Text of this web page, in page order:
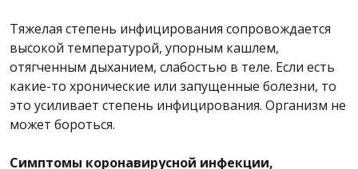
Тяжелая степень инфицирования сопровождается
высокой температурой, упорным кашлем,
отягченным дыханием, слабостью в теле. Если есть
какие-то хронические или запущенные болезни, то
это усиливает степень инфицирования. Организм не
может бороться.
Симптомы коронавирусной инфекции,